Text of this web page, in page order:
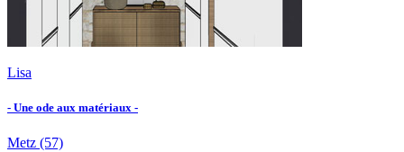
Lisa
- Une ode aux matériaux -
Metz (57)